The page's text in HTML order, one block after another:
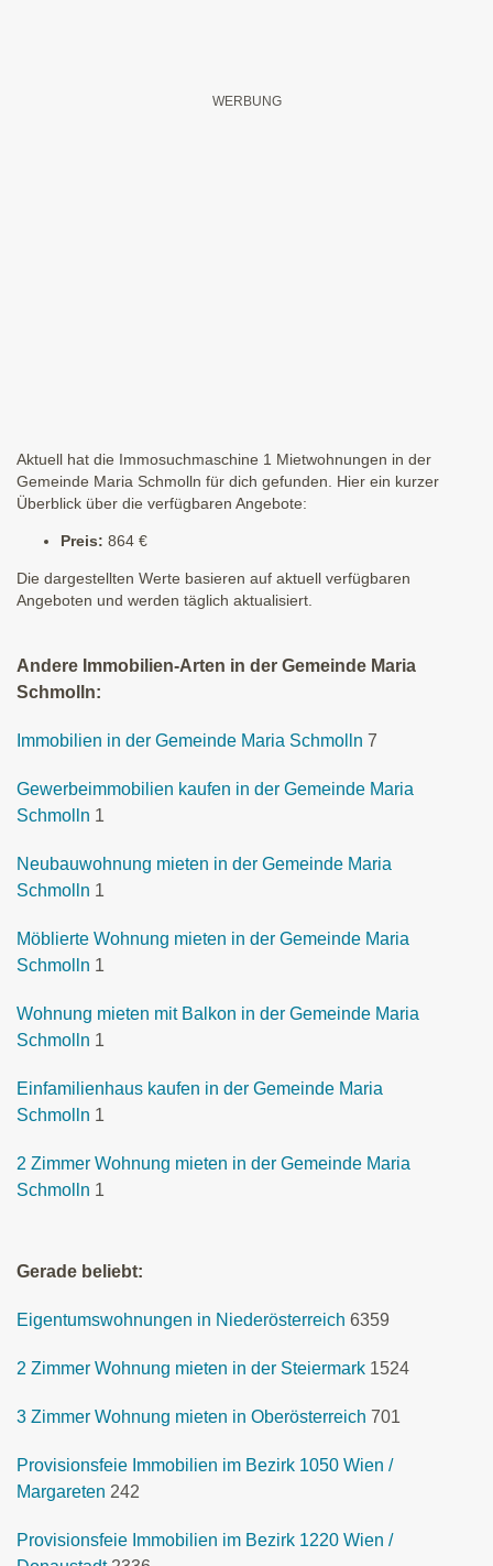
Aktuell hat die Immosuchmaschine 1 Mietwohnungen in der
Gemeinde Maria Schmolln für dich gefunden. Hier ein kurzer
Überblick über die verfügbaren Angebote:
Preis: 864 €
Die dargestellten Werte basieren auf aktuell verfügbaren
Angeboten und werden täglich aktualisiert.
Andere Immobilien-Arten in der Gemeinde Maria
Schmolln:
Immobilien in der Gemeinde Maria Schmolln 7
Gewerbeimmobilien kaufen in der Gemeinde Maria
Schmolln 1
Neubauwohnung mieten in der Gemeinde Maria
Schmolln 1
Möblierte Wohnung mieten in der Gemeinde Maria
Schmolln 1
Wohnung mieten mit Balkon in der Gemeinde Maria
Schmolln 1
Einfamilienhaus kaufen in der Gemeinde Maria
Schmolln 1
2 Zimmer Wohnung mieten in der Gemeinde Maria
Schmolln 1
Gerade beliebt:
Eigentumswohnungen in Niederösterreich 6359
2 Zimmer Wohnung mieten in der Steiermark 1524
3 Zimmer Wohnung mieten in Oberösterreich 701
Provisionsfeie Immobilien im Bezirk 1050 Wien /
Margareten 242
Provisionsfeie Immobilien im Bezirk 1220 Wien /